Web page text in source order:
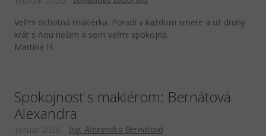
Veľmi ochotná maklérka. Poradí v každom smere a už druhý
krát s ňou riešim a som veľmi spokojná.
Martina H.
Spokojnosť s maklérom: Bernátová
Alexandra
Ing. Alexandra Bernátová
január 2026